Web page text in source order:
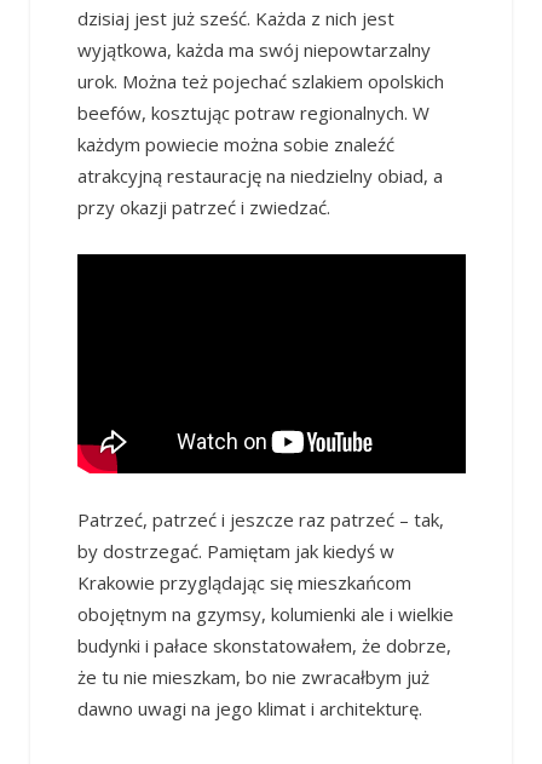
dzisiaj jest już sześć. Każda z nich jest
wyjątkowa, każda ma swój niepowtarzalny
urok. Można też pojechać szlakiem opolskich
beefów, kosztując potraw regionalnych. W
każdym powiecie można sobie znaleźć
atrakcyjną restaurację na niedzielny obiad, a
przy okazji patrzeć i zwiedzać.
Patrzeć, patrzeć i jeszcze raz patrzeć – tak,
by dostrzegać. Pamiętam jak kiedyś w
Krakowie przyglądając się mieszkańcom
obojętnym na gzymsy, kolumienki ale i wielkie
budynki i pałace skonstatowałem, że dobrze,
że tu nie mieszkam, bo nie zwracałbym już
dawno uwagi na jego klimat i architekturę.